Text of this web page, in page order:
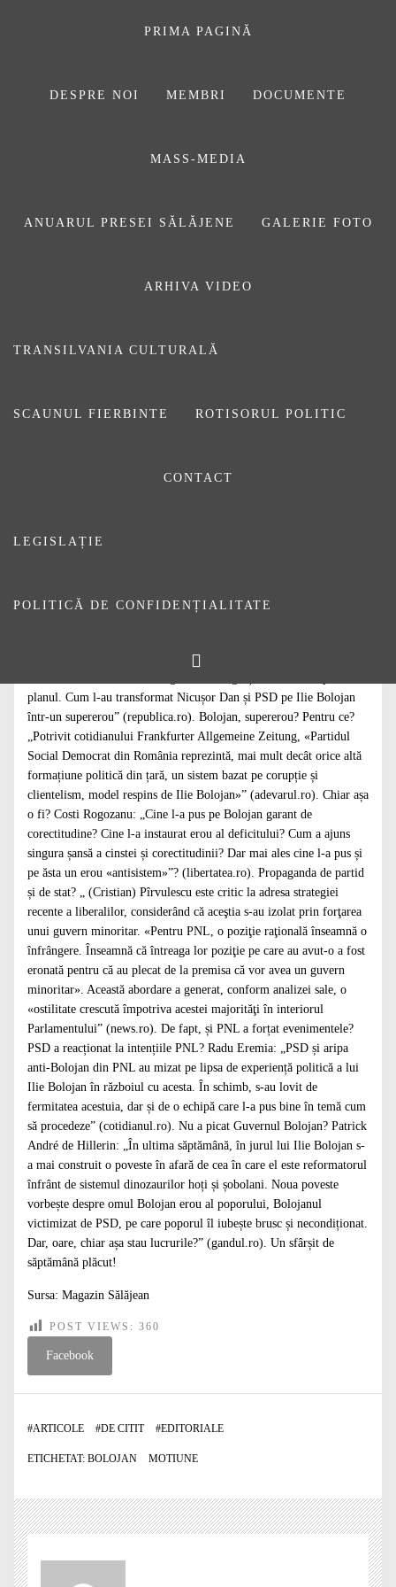
PRIMA PAGINĂ
DESPRE NOI MEMBRI DOCUMENTE
MASS-MEDIA
ANUARUL PRESEI SĂLĂJENE GALERIE FOTO
ARHIVA VIDEO
TRANSILVANIA CULTURALĂ
SCAUNUL FIERBINTE ROTISORUL POLITIC
CONTACT
LEGISLAȚIE
POLITICĂ DE CONFIDENȚIALITATE
ASOCIAŢIA
DIN SĂLAJ
Publicat pe8 mai 2026 DeDaniel Săuca
cenzură. În Parlament. Hai să vedem câteva reacții din mass-media
planul. Cum l-au transformat Nicușor Dan și PSD pe Ilie Bolojan
într-un supererou” (republica.ro). Bolojan, supererou? Pentru ce?
„Potrivit cotidianului Frankfurter Allgemeine Zeitung, «Partidul
Social Democrat din România reprezintă, mai mult decât orice altă
formațiune politică din țară, un sistem bazat pe corupție și
clientelism, model respins de Ilie Bolojan»” (adevarul.ro). Chiar așa
o fi? Costi Rogozanu: „Cine l-a pus pe Bolojan garant de
corectitudine? Cine l-a instaurat erou al deficitului? Cum a ajuns
singura șansă a cinstei și corectitudinii? Dar mai ales cine l-a pus și
pe ăsta un erou «antisistem»”? (libertatea.ro). Propaganda de partid
și de stat? „ (Cristian) Pîrvulescu este critic la adresa strategiei
recente a liberalilor, considerând că aceştia s-au izolat prin forţarea
unui guvern minoritar. «Pentru PNL, o poziţie raţională înseamnă o
înfrângere. Înseamnă că întreaga lor poziţie pe care au avut-o a fost
eronată pentru că au plecat de la premisa că vor avea un guvern
minoritar». Această abordare a generat, conform analizei sale, o
«ostilitate crescută împotriva acestei majorităţi în interiorul
Parlamentului” (news.ro). De fapt, și PNL a forțat evenimentele?
PSD a reacționat la intențiile PNL? Radu Eremia: „PSD și aripa
anti-Bolojan din PNL au mizat pe lipsa de experiență politică a lui
Ilie Bolojan în războiul cu acesta. În schimb, s-au lovit de
fermitatea acestuia, dar și de o echipă care l-a pus bine în temă cum
să procedeze” (cotidianul.ro). Nu a picat Guvernul Bolojan? Patrick
André de Hillerin: „În ultima săptămână, în jurul lui Ilie Bolojan s-
a mai construit o poveste în afară de cea în care el este reformatorul
înfrânt de sistemul dinozaurilor hoți și șobolani. Noua poveste
vorbește despre omul Bolojan erou al poporului, Bolojanul
victimizat de PSD, pe care poporul îl iubește brusc și necondiționat.
Dar, oare, chiar așa stau lucrurile?” (gandul.ro). Un sfârșit de
săptămână plăcut!
Sursa: Magazin Sălăjean
POST VIEWS: 360
Facebook
#ARTICOLE #DE CITIT #EDITORIALE
ETICHETAT: BOLOJAN MOTIUNE